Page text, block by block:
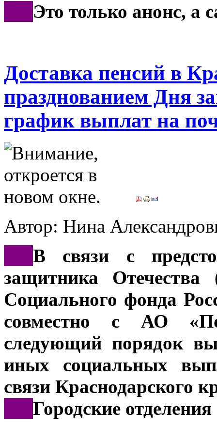
Это только анонс, а
Доставка пенсий в
празднованием Дня
график выплат на
Автор: Нина
В связи с
защитника
Социального фонда
совместно с АО
следующий порядок
иных социальных
связи Краснодарского
Городские